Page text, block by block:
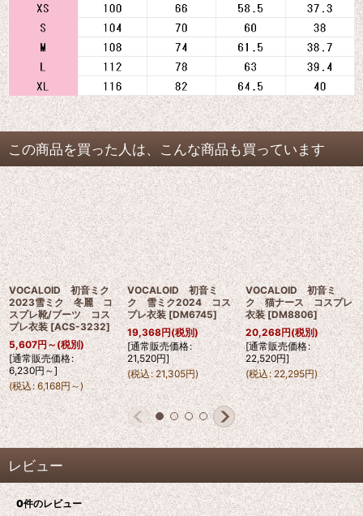
この商品を買った人は、こんな商品も買っています
VOCALOID 初音ミク
2023雪ミク 冬麗 コ
スプレ靴/ブーツ コス
プレ衣装 [ACS-3232]
5,607円～(税別)
[通常販売価格:
6,230円～]
(税込: 6,168円～)
VOCALOID 初音ミ
ク 雪ミク2024 コス
プレ衣装 [DM6745]
19,368円(税別)
[通常販売価格:
21,520円]
(税込: 21,305円)
VOCALOID 初音ミ
ク 猫ナース コスプレ
衣装 [DM8806]
20,268円(税別)
[通常販売価格:
22,520円]
(税込: 22,295円)
レビュー
0件のレビュー